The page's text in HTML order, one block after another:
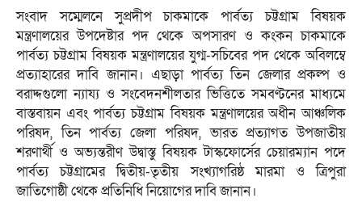
সংবাদ সম্মেলনে সুপ্রদীপ চাকমাকে পার্বত্য চট্টগ্রাম বিষয়ক
মন্ত্রণালয়ের উপদেষ্টার পদ থেকে অপসারণ ও কংকন চাকমাকে
পার্বত্য চট্টগ্রাম বিষয়ক মন্ত্রণালয়ের যুগ্ম-সচিবের পদ থেকে অবিলম্বে
প্রত্যাহারের দাবি জানান। এছাড়া পার্বত্য তিন জেলার প্রকল্প ও
বরাদ্দগুলো ন্যায্য ও সংবেদনশীলতার ভিত্তিতে সমবণ্টনের মাধ্যমে
বাস্তবায়ন এবং পার্বত্য চট্টগ্রাম বিষয়ক মন্ত্রণালয়ের অধীন আঞ্চলিক
পরিষদ, তিন পার্বত্য জেলা পরিষদ, ভারত প্রত্যাগত উপজাতীয়
শরণার্থী ও অভ্যন্তরীণ উদ্বাস্তু বিষয়ক টাস্কফোর্সের চেয়ারম্যান পদে
পার্বত্য চট্টগ্রামের দ্বিতীয়-তৃতীয় সংখ্যাগরিষ্ঠ মারমা ও ত্রিপুরা
জাতিগোষ্ঠী থেকে প্রতিনিধি নিয়োগের দাবি জানান।